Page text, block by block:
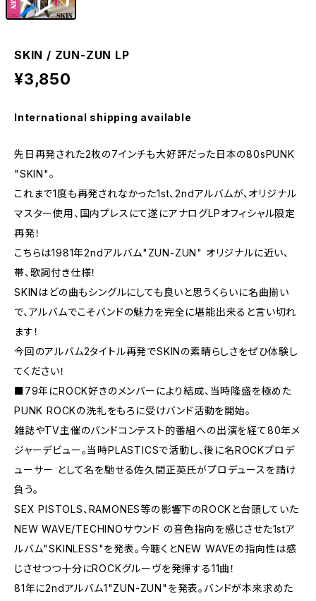
SKIN / ZUN-ZUN LP
¥3,850
International shipping available
先日再発された2枚の7インチも大好評だった日本の80sPUNK
"SKIN"。
これまで1度も再発されなかった1st、2ndアルバムが、オリジナル
マスター使用、国内プレスにて遂にアナログLPオフィシャル限定
再発！
こちらは1981年2ndアルバム"ZUN-ZUN" オリジナルに近い、
帯、歌詞付き仕様！
SKINはどの曲もシングルにしても良いと思うくらいに名曲揃い
で、アルバムでこそバンドの魅力を完全に堪能出来ると言い切れ
ます！
今回のアルバム2タイトル再発でSKINの素晴らしさをぜひ体験し
てください！
■79年にROCK好きのメンバーにより結成、当時隆盛を極めた
PUNK ROCKの洗礼をもろに受けバンド活動を開始。
雑誌やTV主催のバンドコンテスト的番組への出演を経て80年メ
ジャーデビュー。当時PLASTICSで活動し、後に名ROCKプロデ
ューサー として名を馳せる佐久間正英氏がプロデュースを請け
負う。
SEX PISTOLS、RAMONES等の影響下のROCKと台頭していた
NEW WAVE/TECHINOサウンド の音色指向を感じさせた1stア
ルバム"SKINLESS"を発表。今聴くとNEW WAVEの指向性は感
じさせつつ十分にROCKグルーヴを発揮する11曲！
81年に2ndアルバム1"ZUN-ZUN"を発表。バンドが本来求めた